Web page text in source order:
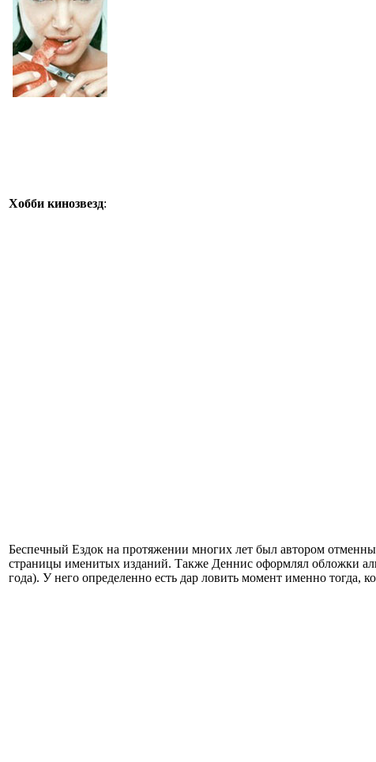
Хобби кинозвезд:
Беспечный Ездок на протяжении многих лет был автором
страницы именитых изданий. Также Деннис оформлял обложки
года). У него определенно есть дар ловить момент именно тогда,